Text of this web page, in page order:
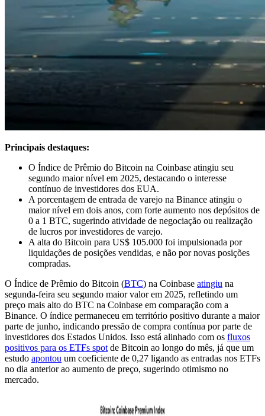
Principais destaques:
O Índice de Prêmio do Bitcoin na Coinbase atingiu seu
segundo maior nível em 2025, destacando o interesse
contínuo de investidores dos EUA.
A porcentagem de entrada de varejo na Binance atingiu o
maior nível em dois anos, com forte aumento nos depósitos de
0 a 1 BTC, sugerindo atividade de negociação ou realização
de lucros por investidores de varejo.
A alta do Bitcoin para US$ 105.000 foi impulsionada por
liquidações de posições vendidas, e não por novas posições
compradas.
O Índice de Prêmio do Bitcoin (BTC) na Coinbase atingiu na
segunda-feira seu segundo maior valor em 2025, refletindo um
preço mais alto do BTC na Coinbase em comparação com a
Binance. O índice permaneceu em território positivo durante a maior
parte de junho, indicando pressão de compra contínua por parte de
investidores dos Estados Unidos. Isso está alinhado com os fluxos
positivos para os ETFs spot de Bitcoin ao longo do mês, já que um
estudo apontou um coeficiente de 0,27 ligando as entradas nos ETFs
no dia anterior ao aumento de preço, sugerindo otimismo no
mercado.